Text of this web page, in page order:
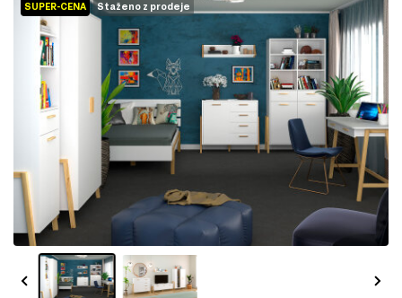
SUPER-CENA Staženo z prodeje